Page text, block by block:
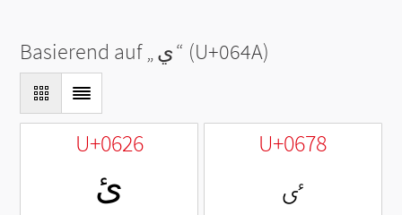
Basierend auf „ي“ (U+064A)
U+0626
ئ
U+0678
ٸ